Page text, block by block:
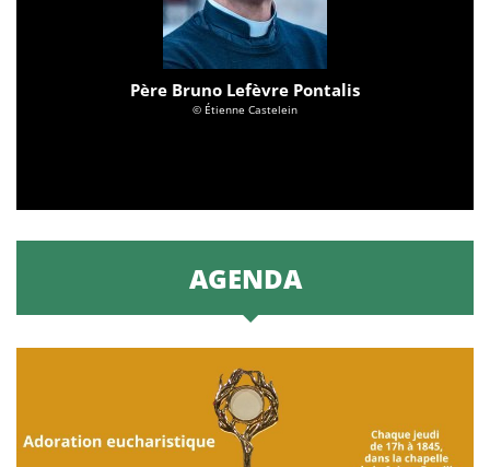
Père Bruno Lefèvre Pontalis
© Étienne Castelein
AGENDA